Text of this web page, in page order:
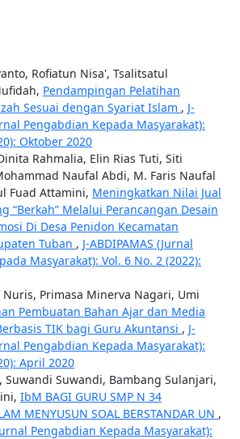
Rofiatun Nisa', Tsalitsatul
Pendampingan Pelatihan
Sesuai dengan Syariat Islam , J-
Pengabdian Kepada Masyarakat):
Oktober 2020
Rahmalia, Elin Rias Tuti, Siti
Naufal Abdi, M. Faris Naufal
Fuad Attamini, Meningkatkan Nilai Jual
“Berkah” Melalui Perancangan Desain
Di Desa Penidon Kecamatan
Tuban , J-ABDIPAMAS (Jurnal
Masyarakat): Vol. 6 No. 2 (2022):
Primasa Minerva Nagari, Umi
Pembuatan Bahan Ajar dan Media
TIK bagi Guru Akuntansi , J-
Pengabdian Kepada Masyarakat):
April 2020
Suwandi Suwandi, Bambang Sulanjari,
IbM BAGI GURU SMP N 34
MENYUSUN SOAL BERSTANDAR UN ,
Pengabdian Kepada Masyarakat):